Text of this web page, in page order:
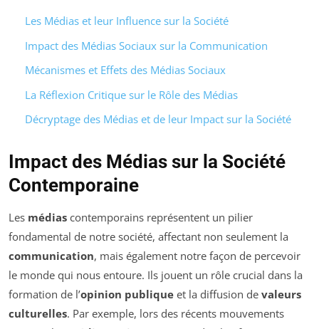
Les Médias et leur Influence sur la Société
Impact des Médias Sociaux sur la Communication
Mécanismes et Effets des Médias Sociaux
La Réflexion Critique sur le Rôle des Médias
Décryptage des Médias et de leur Impact sur la Société
Impact des Médias sur la Société
Contemporaine
Les médias contemporains représentent un pilier
fondamental de notre société, affectant non seulement la
communication, mais également notre façon de percevoir
le monde qui nous entoure. Ils jouent un rôle crucial dans la
formation de l’opinion publique et la diffusion de valeurs
culturelles. Par exemple, lors des récents mouvements